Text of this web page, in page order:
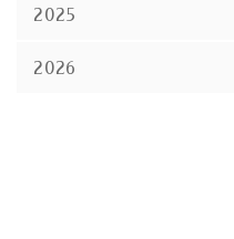
2025
2026